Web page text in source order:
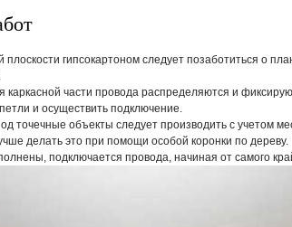
гипсокартоном следует позаботиться о
части провода распределяются и
и осуществить подключение.
точечные объекты следует производить с учетом
делать это при помощи особой коронки по дереву.
подключается провода, начиная от самого